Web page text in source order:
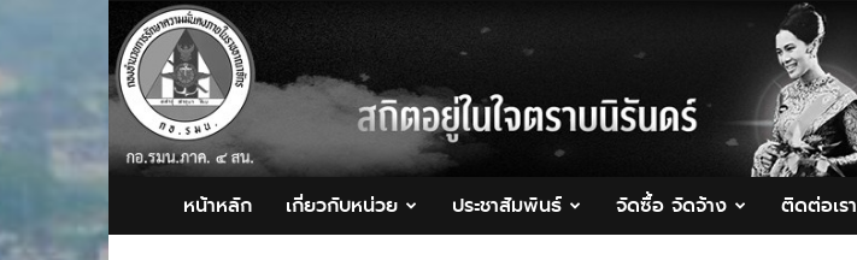
กอ.รมน.ภาค
4
สน.
หน้าหลัก เกี่ยวกับหน่วย ประชาสัมพันธ์ จัดซื้อ จัดจ้าง ติดต่อเรา